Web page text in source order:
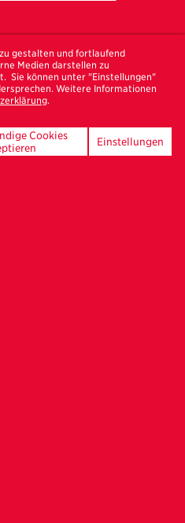
gestalten und fortlaufend
Medien darstellen zu
Sie können unter "Einstellungen"
Weitere Informationen
.
Cookies
Einstellungen